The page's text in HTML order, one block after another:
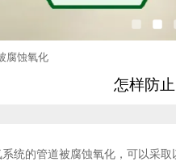
腐蚀氧化
怎样防
统的管道被腐蚀氧化，可以采取